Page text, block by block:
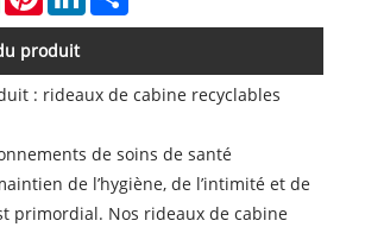
produit
: rideaux de cabine recyclables
de soins de santé
de l’hygiène, de l’intimité et de
primordial. Nos rideaux de cabine